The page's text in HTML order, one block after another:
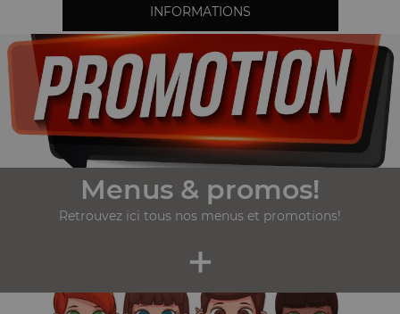
INFORMATIONS
Menus & promos!
Retrouvez ici tous nos menus et promotions!
+